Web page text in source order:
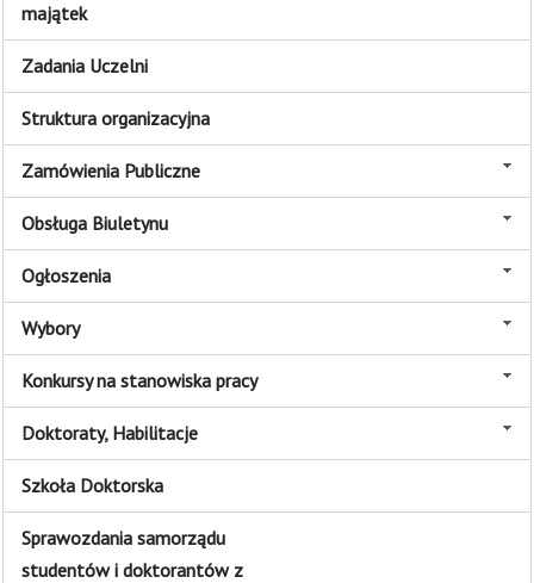
majątek
Zadania Uczelni
Struktura organizacyjna
Zamówienia Publiczne
Obsługa Biuletynu
Ogłoszenia
Wybory
Konkursy na stanowiska pracy
Doktoraty, Habilitacje
Szkoła Doktorska
Sprawozdania samorządu
studentów i doktorantów z